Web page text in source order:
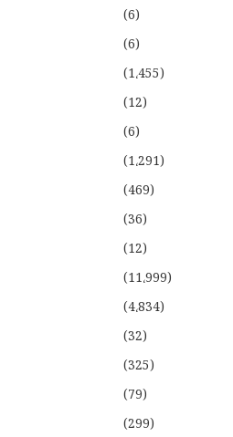
(6)
(6)
(1،455)
(12)
(6)
(1،291)
(469)
(36)
(12)
(11،999)
(4،834)
(32)
(325)
(79)
(299)